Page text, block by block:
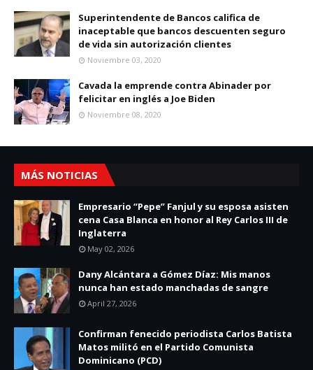
Superintendente de Bancos califica de
inaceptable que bancos descuenten seguro
de vida sin autorización clientes
Noviembre 03, 2020
Cavada la emprende contra Abinader por
felicitar en inglés a Joe Biden
Noviembre 08, 2020
MÁS NOTICIAS
Empresario “Pepe” Fanjul y su esposa asisten
cena Casa Blanca en honor al Rey Carlos III de
Inglaterra
May 02, 2026
Dany Alcántara a Gómez Díaz: Mis manos
nunca han estado manchadas de sangre
April 27, 2026
Confirman fenecido periodista Carlos Batista
Matos militó en el Partido Comunista
Dominicano (PCD)